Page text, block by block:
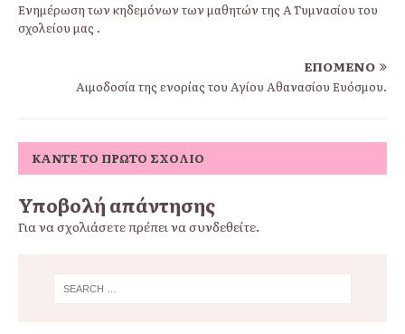
Ενημέρωση των κηδεμόνων των μαθητών της Α΄ Γυμνασίου του
σχολείου μας .
ΕΠΌΜΕΝΟ
Αιμοδοσία της ενορίας του Αγίου Αθανασίου Ευόσμου.
ΚΆΝΤΕ ΤΟ ΠΡΏΤΟ ΣΧΌΛΙΟ
Υποβολή απάντησης
Για να σχολιάσετε πρέπει νασυνδεθείτε.